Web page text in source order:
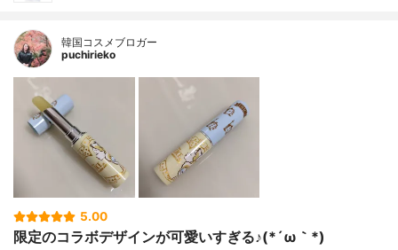
韓国コスメブロガー
puchirieko
5.00
限定のコラボデザインが可愛いすぎる♪(*´ω｀*)